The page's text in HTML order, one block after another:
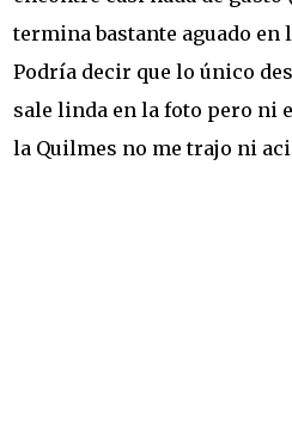
termina bastante aguado en
Podría decir que lo único
sale linda en la foto pero ni
la Quilmes no me trajo ni